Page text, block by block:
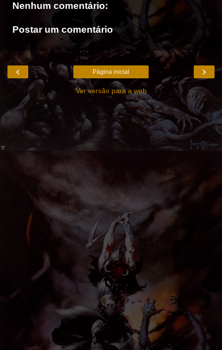
Nenhum comentário:
Postar um comentário
‹ ›
Página inicial
Ver versão para a web